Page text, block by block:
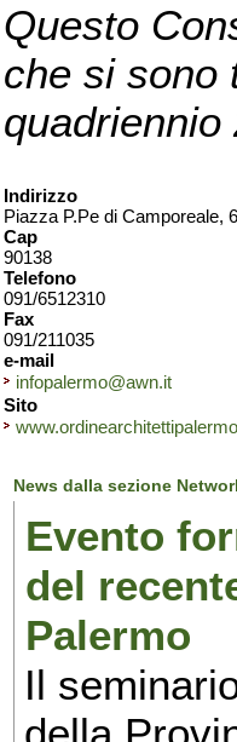
Questo
che si sono
quadriennio
Indirizzo
Piazza P.Pe di Camporeale, 6
Cap
90138
Telefono
091/6512310
Fax
091/211035
e-mail
infopalermo@awn.it
Sito
News dalla sezione
Evento
del
Palermo
Il